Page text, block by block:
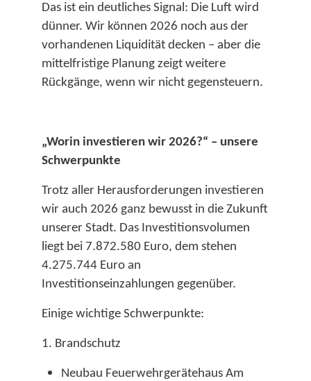
Das ist ein deutliches Signal: Die Luft wird
dünner. Wir können 2026 noch aus der
vorhandenen Liquidität decken – aber die
mittelfristige Planung zeigt weitere
Rückgänge, wenn wir nicht gegensteuern.​
„Worin investieren wir 2026?“ – unsere
Schwerpunkte
Trotz aller Herausforderungen investieren
wir auch 2026 ganz bewusst in die Zukunft
unserer Stadt. Das Investitionsvolumen
liegt bei 7.872.580 Euro, dem stehen
4.275.744 Euro an
Investitionseinzahlungen gegenüber.​
Einige wichtige Schwerpunkte:
1. Brandschutz
Neubau Feuerwehrgerätehaus Am